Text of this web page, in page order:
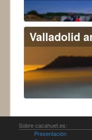
Valladolid
Sobre cacahuet.es:
Presentación